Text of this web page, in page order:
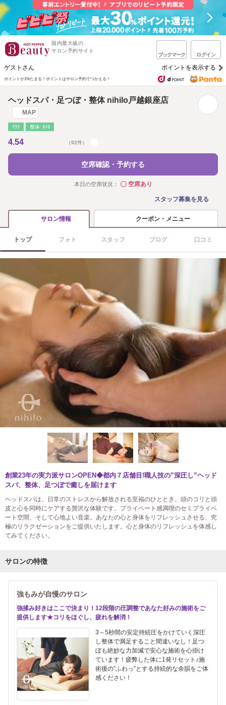
国内最大級の
サロン予約サイト
ブックマーク ログイン
ゲストさん ポイントを表示する
ポイントが1%たまる！ ポイントはサロン予約でつかえる！
ヘッドスパ・足つぼ・整体 nihilo戸越銀座店
MAP
ﾘﾗｸ 整体･ｶｲﾛ
4.54 （92件）
空席確認・予約する
本日の空席状況： ◯空席あり
スタッフ募集を見る
サロン情報 クーポン・メニュー
トップ フォト スタッフ ブログ 口コミ
創業23年の実力派サロンOPEN◆都内７店舗目!職人技の”深圧し”ヘッド
スパ、整体、足つぼで癒しを届けます
ヘッドスパは、日常のストレスから解放される至福のひととき。頭のコリと頭
皮と心を同時にケアする贅沢な体験です。プライベート感満喫のセミプライベ
ート空間、そして心地よい音楽。あなたの心と身体をリフレッシュさせる、究
極のリラクゼーションをご提供いたします。心と身体のリフレッシュを体感し
てみてください。
サロンの特徴
強もみが自慢のサロン
強揉み好きはここで決まり！12段階の圧調整であなた好みの施術をご
提供します★コリをほぐし、疲れを解消！
3～5秒間の安定持続圧をかけていく深圧
し整体で満足すること間違いなし！足つ
ぼも絶妙な力加減で安心な施術を心掛け
ています！疲弊した体に1発リセット♪施
術後の”ふわっ”とする持続的な余韻をご体
感ください！